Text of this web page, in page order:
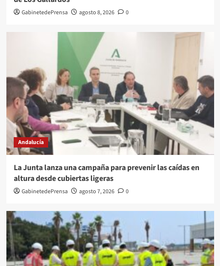
GabinetedePrensa agosto 8, 2026 0
Andalucía
La Junta lanza una campaña para prevenir las caídas en
altura desde cubiertas ligeras
GabinetedePrensa agosto 7, 2026 0